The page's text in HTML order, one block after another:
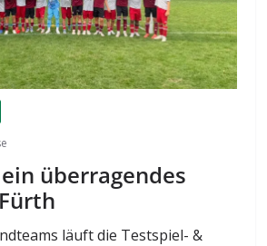
überragendes
läuft die Testspiel- &